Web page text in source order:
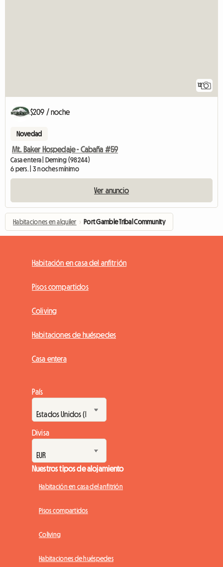
12
$209 / noche
Novedad
Mt. Baker Hospedaje - Cabaña #59
Casa entera | Deming (98244)
6 pers. | 3 noches mínimo
Ver anuncio
Habitaciones en alquiler › Port Gamble Tribal Community
Habitación en casa del anfitrión
Pisos compartidos
Coliving
Habitaciones de huéspedes
Casa entera
País
Divisa
Nuestros tipos de alojamiento
Habitación en casa del anfitrión
Pisos compartidos
Coliving
Habitaciones de huéspedes